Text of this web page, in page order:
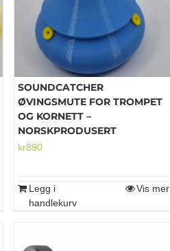
SOUNDCATCHER
ØVINGSMUTE FOR TROMPET
OG KORNETT –
NORSKPRODUSERT
kr890
Legg i
handlekurv
Vis mer